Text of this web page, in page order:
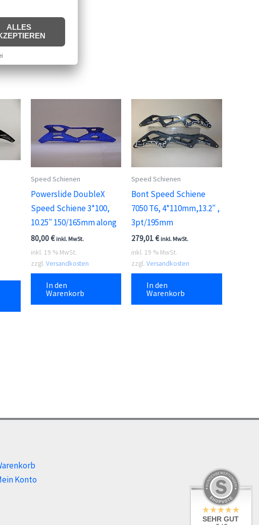
Speed Schienen
Powerslide DoubleX
Speed Schiene 3*100,
10.25″ 150/165mm along
80,00€ inkl. MwSt.
inkl. 19 % MwSt.
zzgl. Versandkosten
In den
Warenkorb
Speed Schienen
Bont Speed Schiene
7050 T6, 4*110mm,13.2″ ,
3pt/195mm
279,01€ inkl. MwSt.
inkl. 19 % MwSt.
zzgl.Versandkosten
In den
Warenkorb
Konto
SEHR GUT